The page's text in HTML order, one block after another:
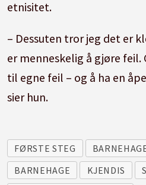
etnisitet.
– Dessuten tror jeg det er
er menneskelig å gjøre feil.
til egne feil – og å ha en
sier hun.
FØRSTE STEG
BARNEHAGE
KJENDIS